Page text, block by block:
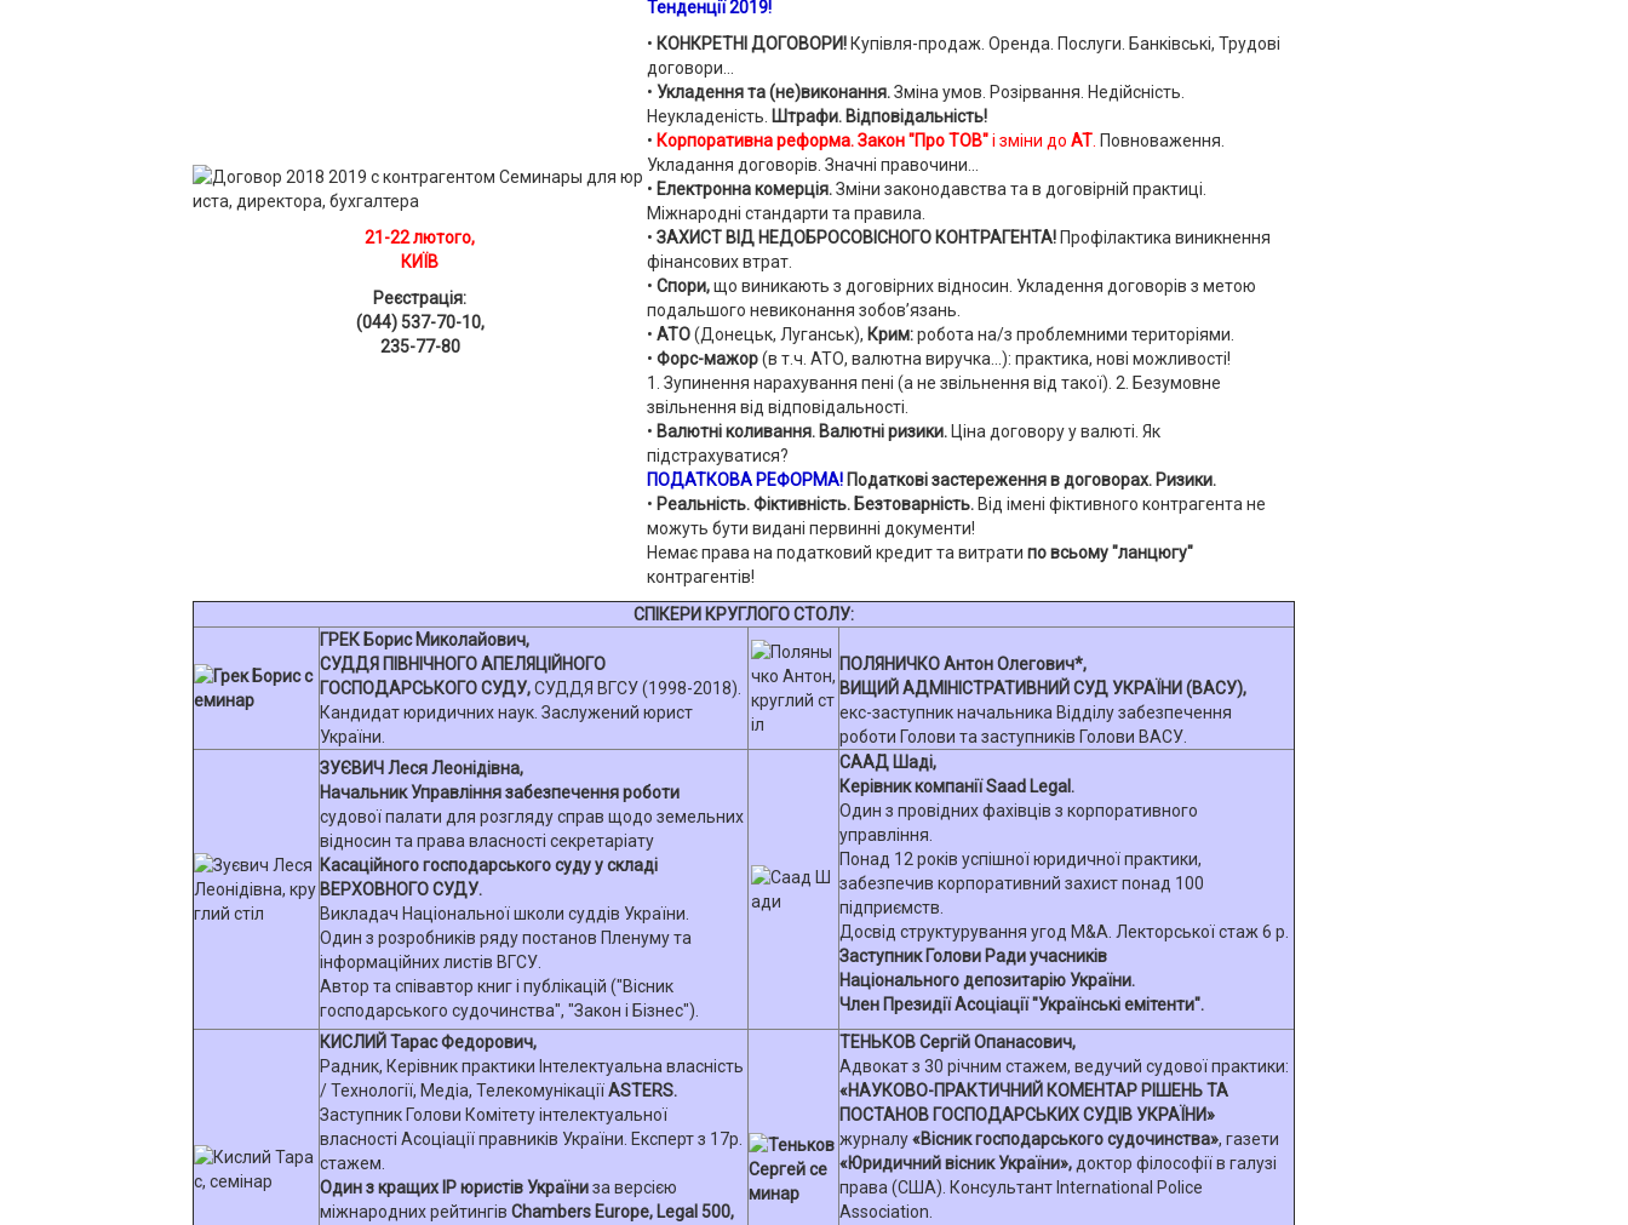
21-22 лютого,
КИЇВ
Реєстрація:
(044) 537-70-10,
235-77-80
Тенденції 2019!
• КОНКРЕТНІ ДОГОВОРИ! Купівля-продаж. Оренда. Послуги. Банківські, Трудові
договори...
• Укладення та (не)виконання.Зміна умов. Розірвання. Недійсність.
Неукладеність. Штрафи. Відповідальність!
• Корпоративна реформа. Закон "Про ТОВ"і зміни до АТ Повноваження.
Укладання договорів. Значні правочини...
• Електронна комерція.Зміни законодавства та в договірній практиці.
Міжнародні стандарти та правила.
• ЗАХИСТ ВІД НЕДОБРОСОВІСНОГО КОНТРАГЕНТА! Профілактика виникнення
фінансових втрат.
• Спори,що виникають з договірних відносин. Укладення договорів з метою
подальшого невиконання зобов’язань.
• АТО(Донецьк, Луганськ), Крим:робота на/з проблемними територіями.
• Форс-мажор(в т.ч. АТО, валютна виручка...): практика, нові можливості!
1. Зупинення нарахування пені (а не звільнення від такої). 2. Безумовне
звільнення від відповідальності.
• Валютні коливання. Валютні ризики. Ціна договору у валюті. Як
підстрахуватися?
ПОДАТКОВА РЕФОРМА! Податкові застереження в договорах. Ризики.
• Реальність. Фіктивність. Безтоварність. Від імені фіктивного контрагента не
можуть бути видані первинні документи!
Немає права на податковий кредит та витрати по всьому "ланцюгу"
контрагентів!
СПІКЕРИ КРУГЛОГО СТОЛУ:
ГРЕК Борис Миколайович,
СУДДЯ ПІВНІЧНОГО АПЕЛЯЦІЙНОГО
ГОСПОДАРСЬКОГО СУДУ,СУДДЯ ВГСУ (1998-2018).
Кандидат юридичних наук. Заслужений юрист
України.
ПОЛЯНИЧКО Антон Олегович*,
ВИЩИЙ АДМІНІСТРАТИВНИЙ СУД УКРАЇНИ (ВАСУ),
екс-заступник начальника Відділу забезпечення
роботи Голови та заступників Голови ВАСУ.
ЗУЄВИЧ Леся Леонідівна,
Начальник Управління забезпечення роботи
судової палати для розгляду справ щодо земельних
відносин та права власності секретаріату
Касаційного господарського суду у складі
ВЕРХОВНОГО СУДУ.
Викладач Національної школи суддів України.
Один з розробників ряду постанов Пленуму та
інформаційних листів ВГСУ.
Автор та співавтор книг і публікацій ("Вісник
господарського судочинства", "Закон і Бізнес").
СААД Шаді,
Керівник компанії Saad Legal.
Один з провідних фахівців з корпоративного
управління.
Понад 12 років успішної юридичної практики,
забезпечив корпоративний захист понад 100
підприємств.
Досвід структурування угод M&A. Лекторської стаж 6 р.
Заступник Голови Ради учасників
Національного депозитарію України.
Член Президії Асоціації "Українські емітенти".
КИСЛИЙ Тарас Федорович,
Радник, Керівник практики Інтелектуальна власність
/ Технології, Медіа, ТелекомунікаціїASTERS.
Заступник Голови Комітету інтелектуальної
власності Асоціації правників України. Експерт з 17р.
стажем.
Один з кращих ІР юристів Україниза версією
міжнародних рейтингів Chambers Europe, Legal 500,
ТЕНЬКОВ Сергій Опанасович,
Адвокат з 30 річним стажем, ведучий судової практики:
«НАУКОВО-ПРАКТИЧНИЙ КОМЕНТАР РІШЕНЬ ТА
ПОСТАНОВ ГОСПОДАРСЬКИХ СУДІВ УКРАЇНИ»
журналу«Вісник господарського судочинства», газети
«Юридичний вісник України», доктор філософії в галузі
права (США). Консультант International Police
Association.